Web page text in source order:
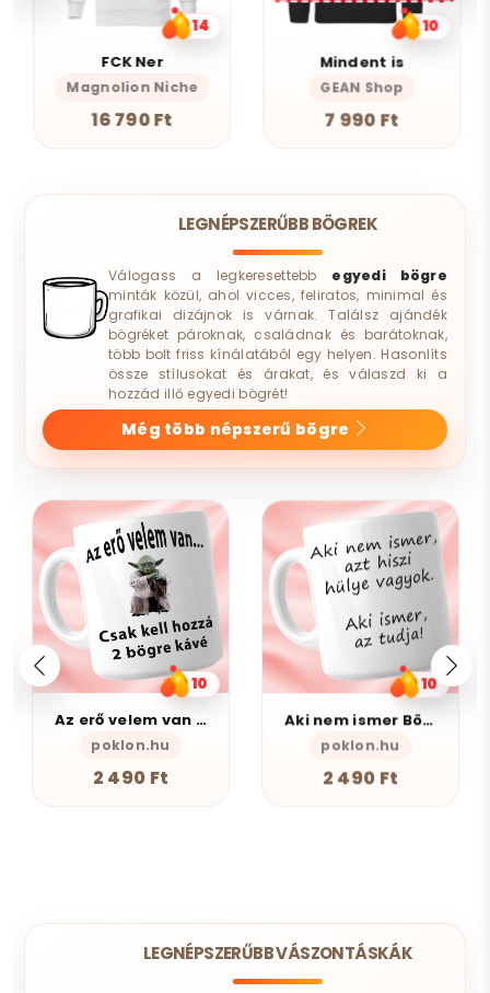
14
FCK Ner
Magnolion Niche
16 790 Ft
10
Mindent is
GEAN Shop
7 990 Ft
LEGNÉPSZERŰBB BÖGREK
Válogass a legkeresettebb egyedi bögre
minták közül, ahol vicces, feliratos, minimal és
grafikai dizájnok is várnak. Találsz ajándék
bögréket pároknak, családnak és barátoknak,
több bolt friss kínálatából egy helyen. Hasonlíts
össze stílusokat és árakat, és válaszd ki a
hozzád illő egyedi bögrét!
Még több népszerű bögre
10
Az erő velem van - Bögre
poklon.hu
2 490 Ft
10
Aki nem ismer Bögre
poklon.hu
2 490 Ft
LEGNÉPSZERŰBB VÁSZONTÁSKÁK